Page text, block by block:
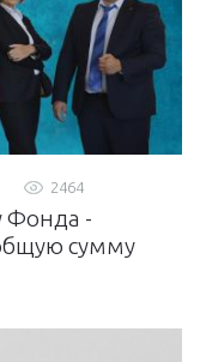
2464
Фонда -
сумму